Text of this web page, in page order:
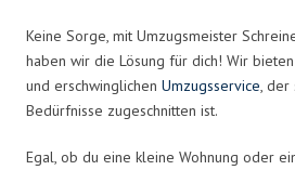
Keine Sorge, mit Umzugsmeister
haben wir die Lösung für dich! Wir
und erschwinglichen Umzugsservice, der
Bedürfnisse zugeschnitten ist.
Egal, ob du eine kleine Wohnung oder